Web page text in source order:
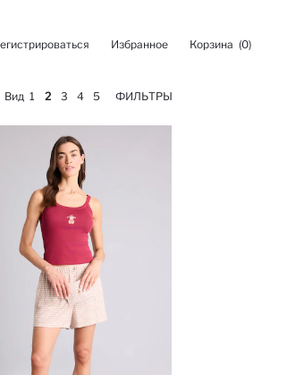
Избранное Корзина (0)
Вид 1 2 3 4 5 ФИЛЬТРЫ